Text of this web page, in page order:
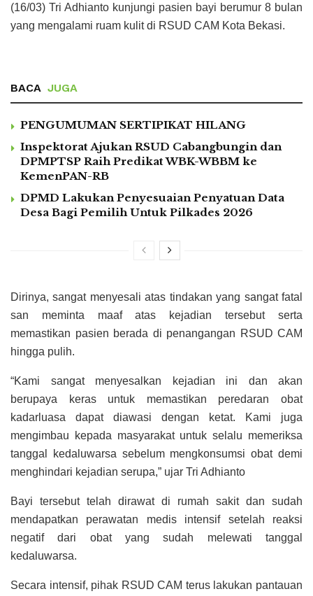
(16/03) Tri Adhianto kunjungi pasien bayi berumur 8 bulan
yang mengalami ruam kulit di RSUD CAM Kota Bekasi.
BACA JUGA
PENGUMUMAN SERTIPIKAT HILANG
Inspektorat Ajukan RSUD Cabangbungin dan
DPMPTSP Raih Predikat WBK-WBBM ke
KemenPAN-RB
DPMD Lakukan Penyesuaian Penyatuan Data
Desa Bagi Pemilih Untuk Pilkades 2026
Dirinya, sangat menyesali atas tindakan yang sangat fatal
san meminta maaf atas kejadian tersebut serta
memastikan pasien berada di penangangan RSUD CAM
hingga pulih.
“Kami sangat menyesalkan kejadian ini dan akan
berupaya keras untuk memastikan peredaran obat
kadarluasa dapat diawasi dengan ketat. Kami juga
mengimbau kepada masyarakat untuk selalu memeriksa
tanggal kedaluwarsa sebelum mengkonsumsi obat demi
menghindari kejadian serupa,” ujar Tri Adhianto
Bayi tersebut telah dirawat di rumah sakit dan sudah
mendapatkan perawatan medis intensif setelah reaksi
negatif dari obat yang sudah melewati tanggal
kedaluwarsa.
Secara intensif, pihak RSUD CAM terus lakukan pantauan